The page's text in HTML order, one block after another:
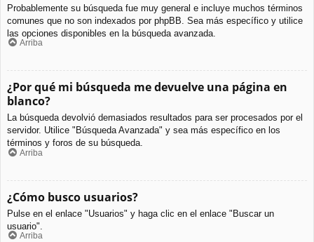
Probablemente su búsqueda fue muy general e incluye muchos términos
comunes que no son indexados por phpBB. Sea más específico y utilice
las opciones disponibles en la búsqueda avanzada.
Arriba
¿Por qué mi búsqueda me devuelve una página en
blanco?
La búsqueda devolvió demasiados resultados para ser procesados por el
servidor. Utilice "Búsqueda Avanzada" y sea más específico en los
términos y foros de su búsqueda.
Arriba
¿Cómo busco usuarios?
Pulse en el enlace "Usuarios" y haga clic en el enlace "Buscar un
usuario".
Arriba